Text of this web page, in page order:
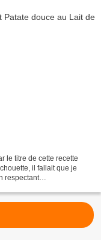
le titre de cette recette
il fallait que je
respectant